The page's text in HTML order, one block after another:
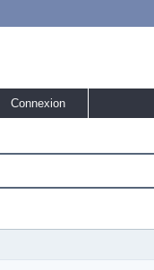
Connexion